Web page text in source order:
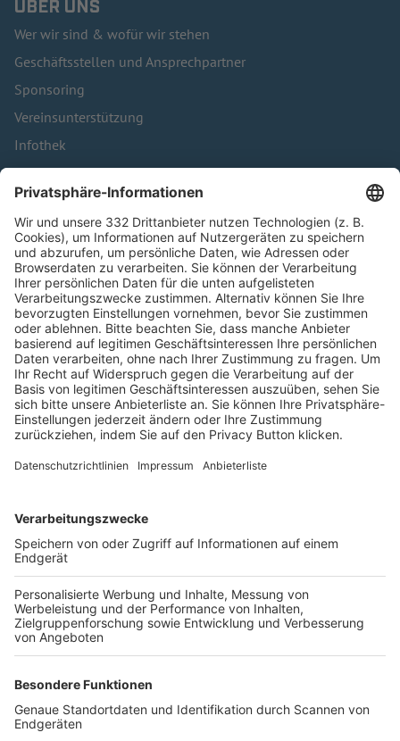
Wer wir sind & wofür wir stehen
Geschäftsstellen und Ansprechpartner
Sponsoring
Vereinsunterstützung
Infothek
Kontakt
HÄUFIG BESUCHTE SEITEN
Pässe und Vereinswechsel
Trainerausbildung
Schulungsangebot Vereinsmitarbeiter
BFV-Geschäftsstellen
Trainerbörse
Login SpielPlus
FOLGE DEM BFV
TOP-VEREINE
TOP-PARTNER